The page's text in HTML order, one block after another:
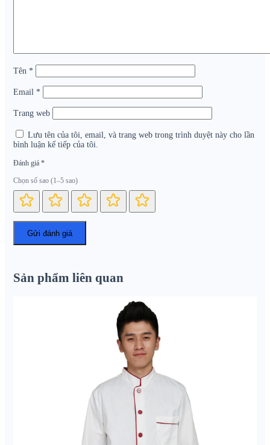
Tên *
Email *
Trang web
Lưu tên của tôi, email, và trang web trong trình duyệt này cho lần
bình luận kế tiếp của tôi.
Đánh giá *
Chọn số sao (1–5 sao)
Sản phẩm liên quan